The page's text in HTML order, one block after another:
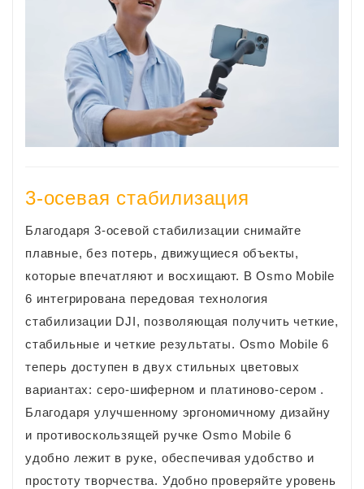
3-осевая стабилизация
Благодаря 3-осевой стабилизации снимайте
плавные, без потерь, движущиеся объекты,
которые впечатляют и восхищают. В Osmo Mobile
6 интегрирована передовая технология
стабилизации DJI, позволяющая получить четкие,
стабильные и четкие результаты. Osmo Mobile 6
теперь доступен в двух стильных цветовых
вариантах: серо-шиферном и платиново-сером .
Благодаря улучшенному эргономичному дизайну
и противоскользящей ручке Osmo Mobile 6
удобно лежит в руке, обеспечивая удобство и
простоту творчества. Удобно проверяйте уровень